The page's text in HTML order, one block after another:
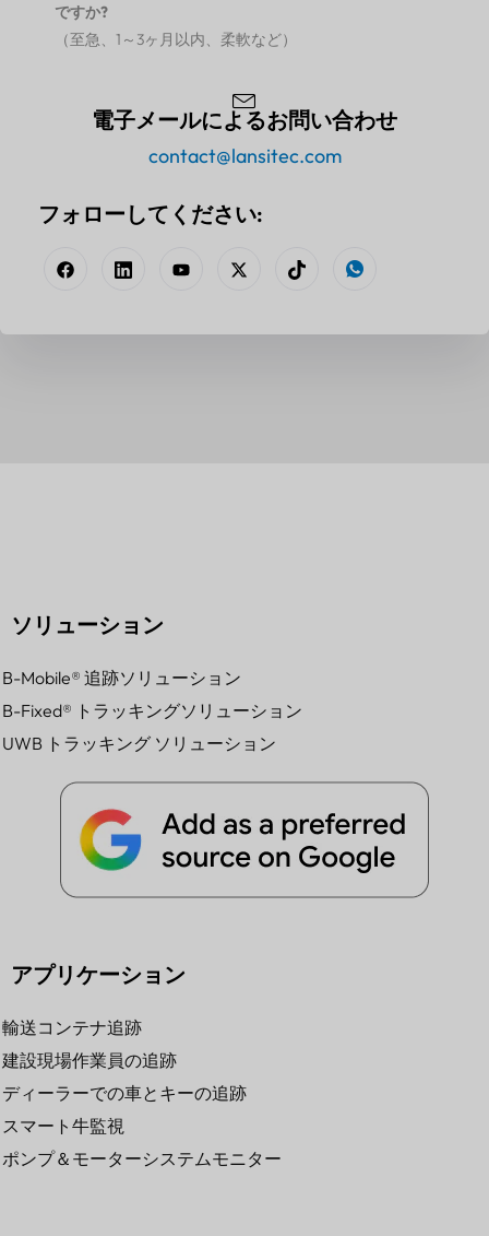
ですか?
（至急、1～3ヶ月以内、柔軟など）
電子メールによるお問い合わせ
contact@lansitec.com
フォローしてください:
ソリューション
B-Mobile® 追跡ソリューション
B-Fixed® トラッキングソリューション
UWB トラッキング ソリューション
アプリケーション
輸送コンテナ追跡
建設現場作業員の追跡
ディーラーでの車とキーの追跡
スマート牛監視
ポンプ＆モーターシステムモニター